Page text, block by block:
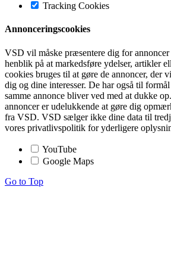
Tracking Cookies
Annonceringscookies
VSD vil måske præsentere dig for annoncer
henblik på at markedsføre ydelser, artikler
cookies bruges til at gøre de annoncer, der
dig og dine interesser. De har også til
samme annonce bliver ved med at dukke
annoncer er udelukkende at gøre dig
fra VSD. VSD sælger ikke dine data til
vores privatlivspolitik for yderligere
YouTube
Google Maps
Go to Top